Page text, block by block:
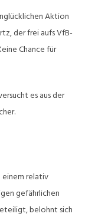
Aktion
der frei aufs VfB-
Chance für
es aus der
relativ
gefährlichen
belohnt sich